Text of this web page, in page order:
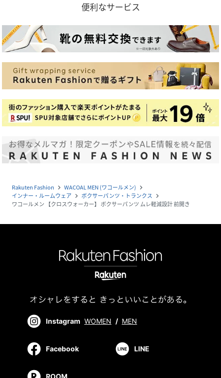
便利なサービス
Rakuten Fashion navigate_next WACOAL MEN (ワコールメン) navigate_next
インナー・ルームウェア navigate_next ボクサーパンツ・トランクス navigate_next
ワコールメン 【クロスウォーカー】 ボクサーパンツ ムレ軽減設計 前開き
Instagram WOMEN / MEN
Facebook LINE